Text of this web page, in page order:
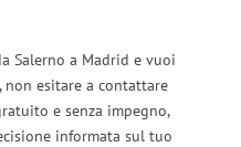
Salerno a Madrid e vuoi
esitare a contattare
e senza impegno,
informata sul tuo